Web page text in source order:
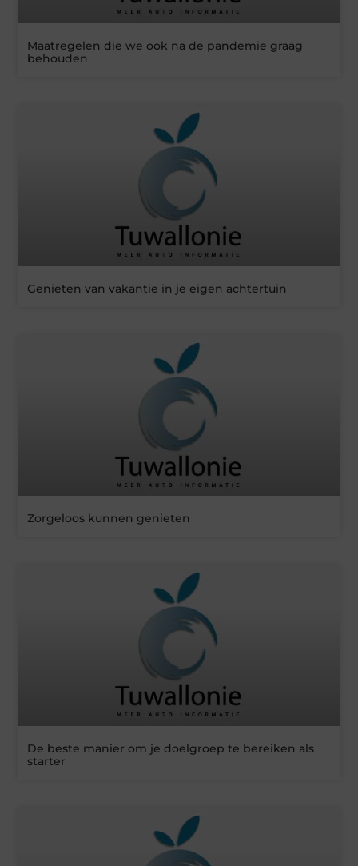
Maatregelen die we ook na de pandemie graag
behouden
Genieten van vakantie in je eigen achtertuin
Zorgeloos kunnen genieten
De beste manier om je doelgroep te bereiken als
starter